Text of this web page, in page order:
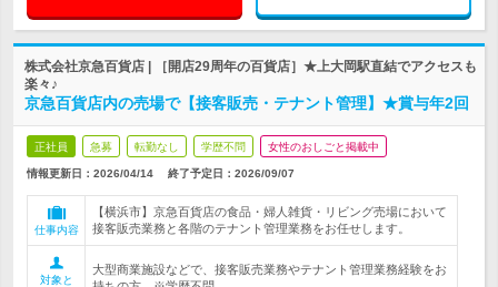
株式会社京急百貨店 | ［開店29周年の百貨店］★上大岡駅直結でアクセスも
楽々♪
京急百貨店内の売場で【接客販売・テナント管理】★賞与年2回
正社員 急募 転勤なし 学歴不問 女性のおしごと掲載中
情報更新日：2026/04/14 終了予定日： 2026/09/07
仕事内容
【横浜市】京急百貨店の食品・婦人雑貨・リビング売場において
接客販売業務と各階のテナント管理業務をお任せします。
対象と
大型商業施設などで、接客販売業務やテナント管理業務経験をお